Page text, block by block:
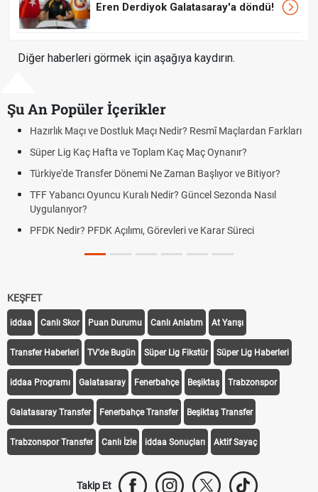
Eren Derdiyok Galatasaray'a döndü!
Diğer haberleri görmek için aşağıya kaydırın.
Şu An Popüler İçerikler
Hazırlık Maçı ve Dostluk Maçı Nedir? Resmî Maçlardan Farkları
Süper Lig Kaç Hafta ve Toplam Kaç Maç Oynanır?
Türkiye'de Transfer Dönemi Ne Zaman Başlıyor ve Bitiyor?
TFF Yabancı Oyuncu Kuralı Nedir? Güncel Sezonda Nasıl
Uygulanıyor?
PFDK Nedir? PFDK Açılımı, Görevleri ve Karar Süreci
KEŞFET
iddaa Canlı Skor Puan Durumu Canlı Anlatım At Yarışı
Transfer Haberleri TV'de Bugün Süper Lig Fikstür Süper Lig Haberleri
iddaa Programı Galatasaray Fenerbahçe Beşiktaş Trabzonspor
Galatasaray Transfer Fenerbahçe Transfer Beşiktaş Transfer
Trabzonspor Transfer Canlı İzle iddaa Sonuçları Aktif Sayaç
Takip Et